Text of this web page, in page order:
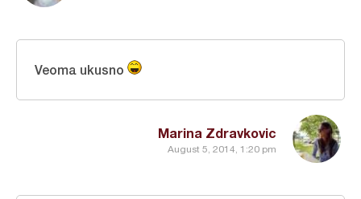
Marina Zdravkovic
August 5, 2014, 1:20 pm
Veoma ukusno